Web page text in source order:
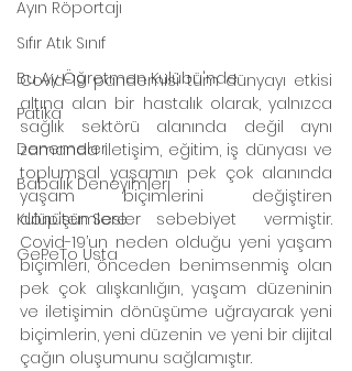
Ayın Röportajı
Sıfır Atık Sınıf
Bu Ay Öğretmen Kulübü'nde
Patika
Denemeler
Babalık Deneyimleri
Kulüp'ten Sesler
GePeTo Usta
Covid-19 pandemisi tüm dünyayı etkisi
altına alan bir hastalık olarak, yalnızca
sağlık sektörü alanında değil aynı
zamanda iletişim, eğitim, iş dünyası ve
toplumsal yaşamın pek çok alanında
yaşam biçimlerini değiştiren
dönüşümlere sebebiyet vermiştir.
Covid-19’un neden olduğu yeni yaşam
biçimleri, önceden benimsenmiş olan
pek çok alışkanlığın, yaşam düzeninin
ve iletişimin dönüşüme uğrayarak yeni
biçimlerin, yeni düzenin ve yeni bir dijital
çağın oluşumunu sağlamıştır.